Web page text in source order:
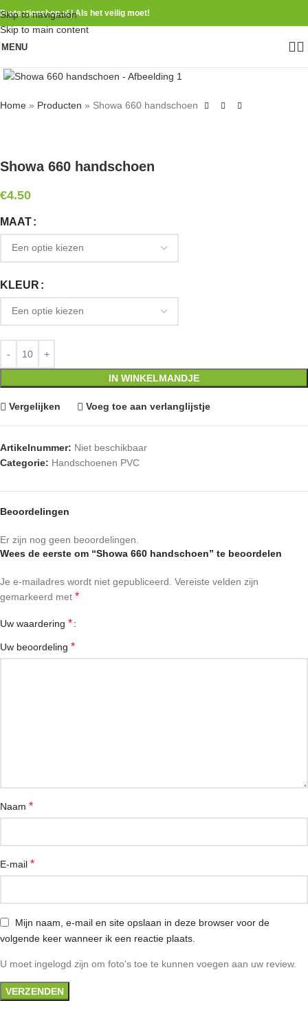
Skip to navigation
Skip to main content
Protectionshop.nl | Als het veilig moet!
MENU
Home » Producten » Showa 660 handschoen
Showa 660 handschoen
€4.50
MAAT
KLEUR
IN WINKELMANDJE
Vergelijken Voeg toe aan verlanglijstje
Artikelnummer: Niet beschikbaar
Categorie: Handschoenen PVC
Beoordelingen
Er zijn nog geen beoordelingen.
Wees de eerste om “Showa 660 handschoen” te beoordelen
Je e-mailadres wordt niet gepubliceerd. Vereiste velden zijn
gemarkeerd met *
Uw waardering *
Uw beoordeling *
Naam *
E-mail *
Mijn naam, e-mail en site opslaan in deze browser voor de
volgende keer wanneer ik een reactie plaats.
U moet ingelogd zijn om foto's toe te kunnen voegen aan uw review.